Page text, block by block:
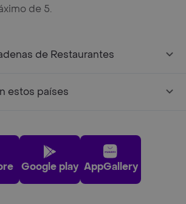
de 5.
de Restaurantes
estos países
Google play AppGallery